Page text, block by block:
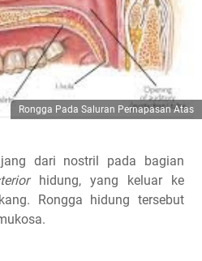
Rongga Pada Saluran Pernapasan Atas
dari nostril pada bagian
hidung, yang keluar ke
Rongga hidung tersebut